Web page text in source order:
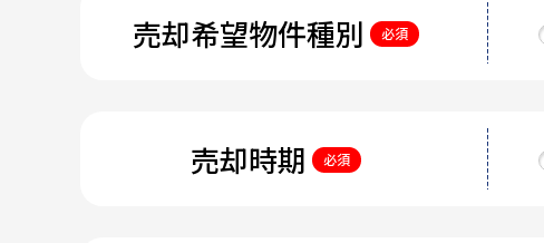
売却希望物件種別 必須
売却時期 必須